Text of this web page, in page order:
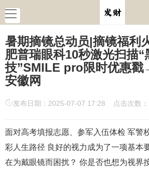
暑期摘镜总动员|摘镜福利
肥普瑞眼科10秒激光扫描“
技”SMILE pro限时优惠
安徽网
发布日期：2025-07-07 17:28 点击次数
面对高考填报志愿、参军入伍体检 军警
彩人生路径 良好的视力成为了一项基本
在为戴眼镜而困扰？ 你是否也想为视界